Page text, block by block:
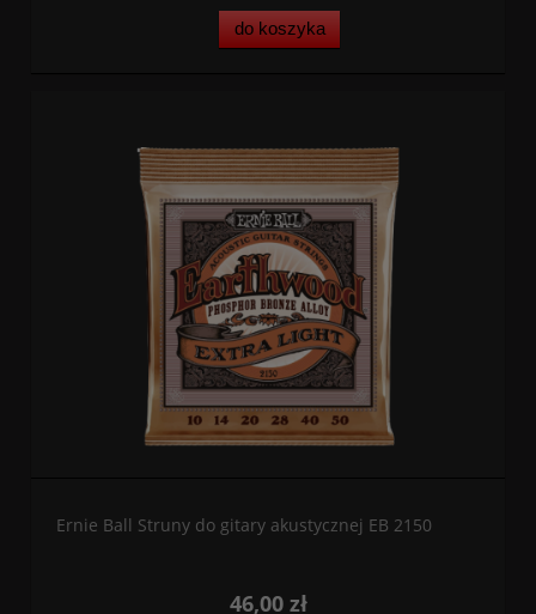
do koszyka
Ernie Ball Struny do gitary akustycznej EB 2150
46,00 zł